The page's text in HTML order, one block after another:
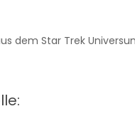
dem Star Trek